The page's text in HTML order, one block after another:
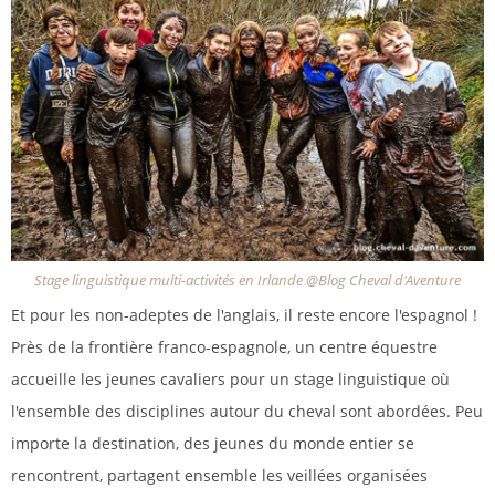
Stage linguistique multi-activités en Irlande @Blog Cheval d'Aventure
Et pour les non-adeptes de l'anglais, il reste encore l'espagnol !
Près de la frontière franco-espagnole, un centre équestre
accueille les jeunes cavaliers pour un stage linguistique où
l'ensemble des disciplines autour du cheval sont abordées. Peu
importe la destination, des jeunes du monde entier se
rencontrent, partagent ensemble les veillées organisées